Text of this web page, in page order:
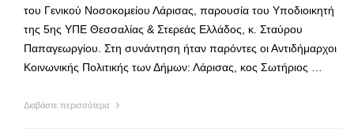
του Γενικού Νοσοκομείου Λάρισας, παρουσία του Υποδιοικητή
της 5ης ΥΠΕ Θεσσαλίας & Στερεάς Ελλάδος, κ. Σταύρου
Παπαγεωργίου. Στη συνάντηση ήταν παρόντες οι Αντιδήμαρχοι
Κοινωνικής Πολιτικής των Δήμων: Λάρισας, κος Σωτήριος …
Διαβάστε περισσότερα